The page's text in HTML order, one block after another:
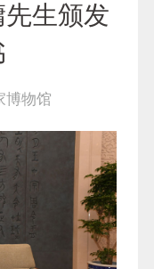
生颁发
博物馆